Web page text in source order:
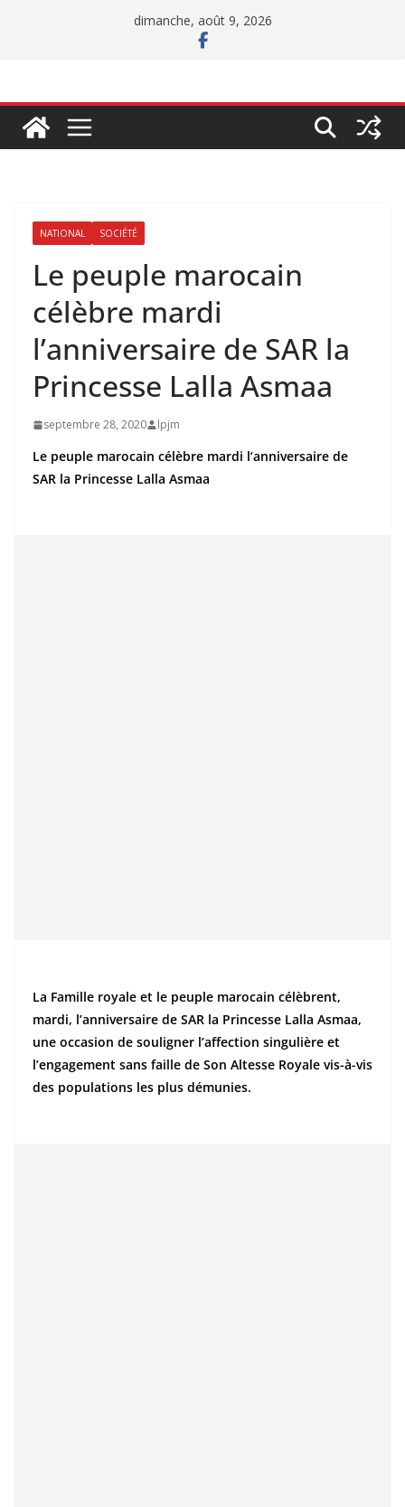
dimanche, août 9, 2026
NATIONAL SOCIÉTÉ
Le peuple marocain
célèbre mardi
l’anniversaire de SAR la
Princesse Lalla Asmaa
septembre 28, 2020 lpjm
Le peuple marocain célèbre mardi l’anniversaire de
SAR la Princesse Lalla Asmaa
La Famille royale et le peuple marocain célèbrent,
mardi, l’anniversaire de SAR la Princesse Lalla Asmaa,
une occasion de souligner l’affection singulière et
l’engagement sans faille de Son Altesse Royale vis-à-vis
des populations les plus démunies.